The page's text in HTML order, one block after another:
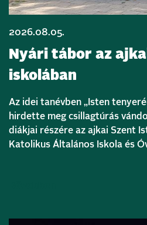
2026.08.05.
Nyári tábor az
iskolában
Az idei tanévben „Isten
hirdette meg csillagtúrás
diákjai részére az ajkai Szent
Katolikus Általános Iskola és